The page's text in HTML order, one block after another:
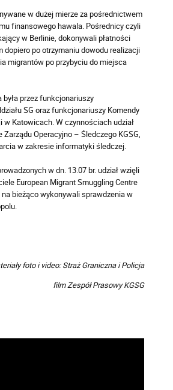
w dużej mierze za pośrednictwem
finansowego hawala. Pośrednicy czyli
w Berlinie, dokonywali płatności
dopiero po otrzymaniu dowodu realizacji
migrantów po przybyciu do miejsca
przez funkcjonariuszy
SG oraz funkcjonariuszy Komendy
w Katowicach. W czynnościach udział
Operacyjno – Śledczego KGSG,
w zakresie informatyki śledczej.
w dn. 13.07 br. udział wzięli
European Migrant Smuggling Centre
na bieżąco wykonywali sprawdzenia w
foto i video: Straż Graniczna i Policja
film Zespół Prasowy KGSG